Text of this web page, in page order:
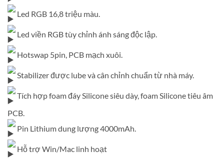
Led RGB 16,8 triệu màu.
Led viền RGB tùy chỉnh ánh sáng độc lập.
Hotswap 5pin, PCB mạch xuôi.
Stabilizer được lube và cân chỉnh chuẩn từ nhà máy.
Tích hợp foam đáy Silicone siêu dày, foam Silicone tiêu âm
PCB.
Pin Lithium dung lượng 4000mAh.
Hỗ trợ Win/Mac linh hoạt